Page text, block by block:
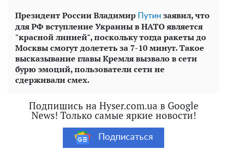
Президент России Владимир Путин заявил, что
для РФ вступление Украины в НАТО является
"красной линией", поскольку тогда ракеты до
Москвы смогут долететь за 7-10 минут. Такое
высказывание главы Кремля вызвало в сети
бурю эмоций, пользователи сети не
сдерживали смех.
Подпишись на Hyser.com.ua в Google
News! Только самые яркие новости!
Подписаться